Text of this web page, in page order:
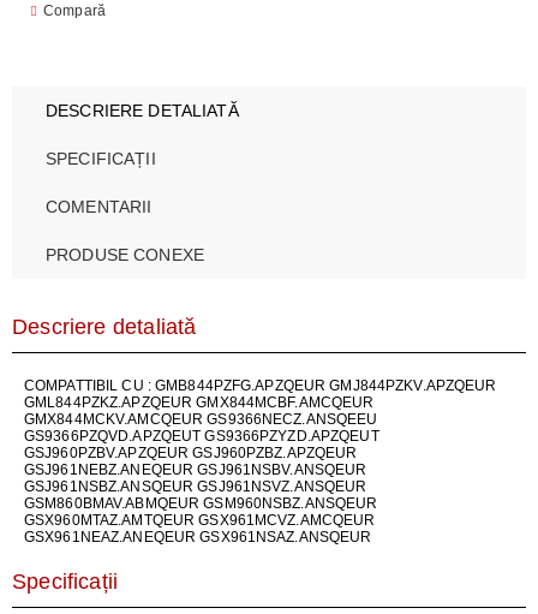
Compară
DESCRIERE DETALIATĂ
SPECIFICAȚII
COMENTARII
PRODUSE CONEXE
Descriere detaliată
COMPATTIBIL CU : GMB844PZFG.APZQEUR GMJ844PZKV.APZQEUR
GML844PZKZ.APZQEUR GMX844MCBF.AMCQEUR
GMX844MCKV.AMCQEUR GS9366NECZ.ANSQEEU
GS9366PZQVD.APZQEUT GS9366PZYZD.APZQEUT
GSJ960PZBV.APZQEUR GSJ960PZBZ.APZQEUR
GSJ961NEBZ.ANEQEUR GSJ961NSBV.ANSQEUR
GSJ961NSBZ.ANSQEUR GSJ961NSVZ.ANSQEUR
GSM860BMAV.ABMQEUR GSM960NSBZ.ANSQEUR
GSX960MTAZ.AMTQEUR GSX961MCVZ.AMCQEUR
GSX961NEAZ.ANEQEUR GSX961NSAZ.ANSQEUR
Specificații